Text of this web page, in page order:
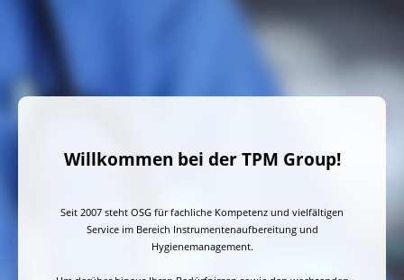
Willkommen bei der TPM Group!
Seit 2007 steht OSG für fachliche Kompetenz und vielfältigen
Service im Bereich Instrumentenaufbereitung und
Hygienemanagement.